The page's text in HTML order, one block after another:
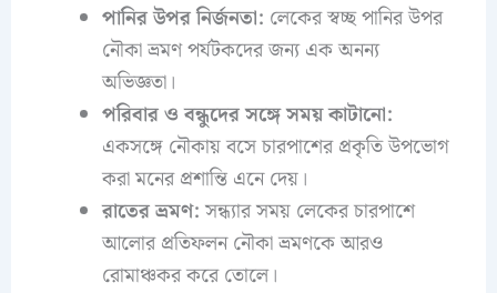
পানির উপর নির্জনতা: লেকের স্বচ্ছ পানির উপর
নৌকা ভ্রমণ পর্যটকদের জন্য এক অনন্য
অভিজ্ঞতা।
পরিবার ও বন্ধুদের সঙ্গে সময় কাটানো:
একসঙ্গে নৌকায় বসে চারপাশের প্রকৃতি উপভোগ
করা মনের প্রশান্তি এনে দেয়।
রাতের ভ্রমণ: সন্ধ্যার সময় লেকের চারপাশে
আলোর প্রতিফলন নৌকা ভ্রমণকে আরও
রোমাঞ্চকর করে তোলে।